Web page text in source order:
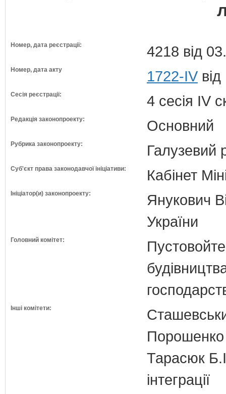
Номер, дата реєстрації: 4218 від
Номер, дата акту 1722-IV
Сесія реєстрації: 4 сесія IV
Редакція законопроекту: Основний
Рубрика законопроекту: Галузевий
Суб'єкт права законодавчої ініціативи: Кабінет
Ініціатор(и) законопроекту:
Янукович
України
Головний комітет:
Інші комітети:
Порошенко
Тарасюк
інтеграції